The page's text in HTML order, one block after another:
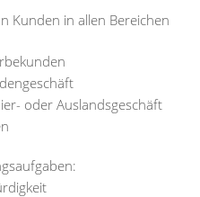
Kunden in allen Bereichen
oder Auslandsgeschäft